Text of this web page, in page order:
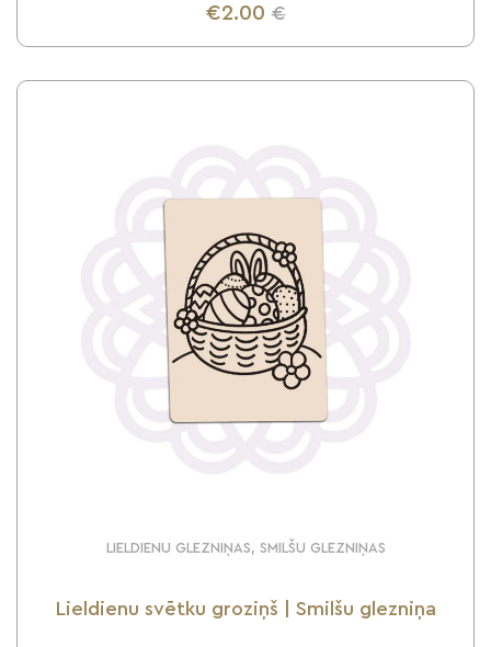
€2.00 €
UZZINI VAIRĀK
LIELDIENU GLEZNIŅAS, SMILŠU GLEZNIŅAS
Lieldienu svētku groziņš | Smilšu glezniņa